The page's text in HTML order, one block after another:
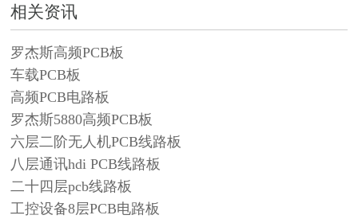
相关资讯
罗杰斯高频PCB板
车载PCB板
高频PCB电路板
罗杰斯5880高频PCB板
六层二阶无人机PCB线路板
八层通讯hdi PCB线路板
二十四层pcb线路板
工控设备8层PCB电路板